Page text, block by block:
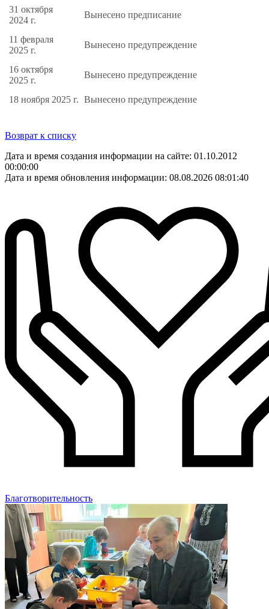
31 октября
2024 г.
Вынесено предписание
11 февраля
2025 г.
Вынесено предупреждение
16 октября
2025 г.
Вынесено предупреждение
18 ноября 2025 г. Вынесено предупреждение
Возврат к списку
Дата и время создания информации на сайте: 01.10.2012
00:00:00
Дата и время обновления информации: 08.08.2026 08:01:40
Благотворительность